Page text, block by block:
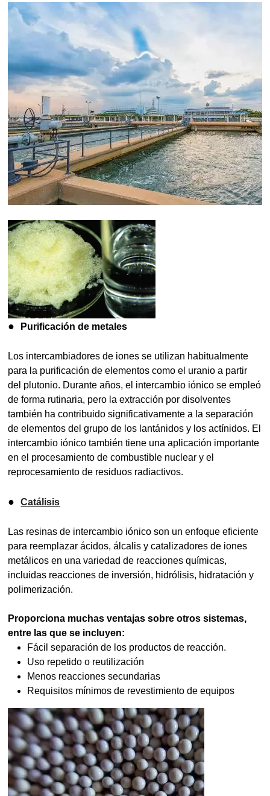
● Purificación de metales
Los intercambiadores de iones se utilizan habitualmente
para la purificación de elementos como el uranio a partir
del plutonio. Durante años, el intercambio iónico se empleó
de forma rutinaria, pero la extracción por disolventes
también ha contribuido significativamente a la separación
de elementos del grupo de los lantánidos y los actínidos. El
intercambio iónico también tiene una aplicación importante
en el procesamiento de combustible nuclear y el
reprocesamiento de residuos radiactivos.
●Catálisis
Las resinas de intercambio iónico son un enfoque eficiente
para reemplazar ácidos, álcalis y catalizadores de iones
metálicos en una variedad de reacciones químicas,
incluidas reacciones de inversión, hidrólisis, hidratación y
polimerización.
Proporciona muchas ventajas sobre otros sistemas,
entre las que se incluyen:
Fácil separación de los productos de reacción.
Uso repetido o reutilización
Menos reacciones secundarias
Requisitos mínimos de revestimiento de equipos